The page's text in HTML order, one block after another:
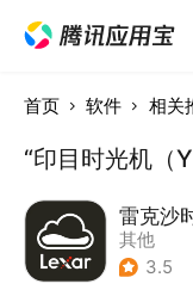
首页 软件 相关
“印目时光机（
雷克沙
其他
3.5